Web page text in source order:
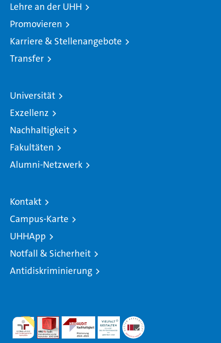
Lehre an der UHH
Promovieren
Karriere & Stellenangebote
Transfer
Universität
Exzellenz
Nachhaltigkeit
Fakultäten
Alumni-Netzwerk
Kontakt
Campus-Karte
UHHApp
Notfall & Sicherheit
Antidiskriminierung